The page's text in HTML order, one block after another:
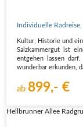
Individuelle Radreise
Kultur, Historie und
Salzkammergut ist
entgehen lassen
wunderbar erkunden,
ab 899,- €
Hellbrunner Allee